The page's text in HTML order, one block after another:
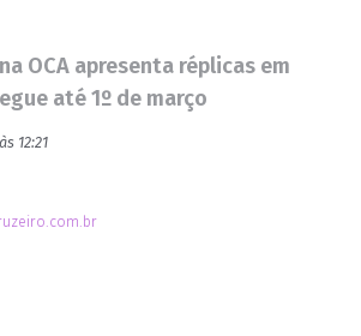
OCA apresenta réplicas em
até 1º de março
12:21